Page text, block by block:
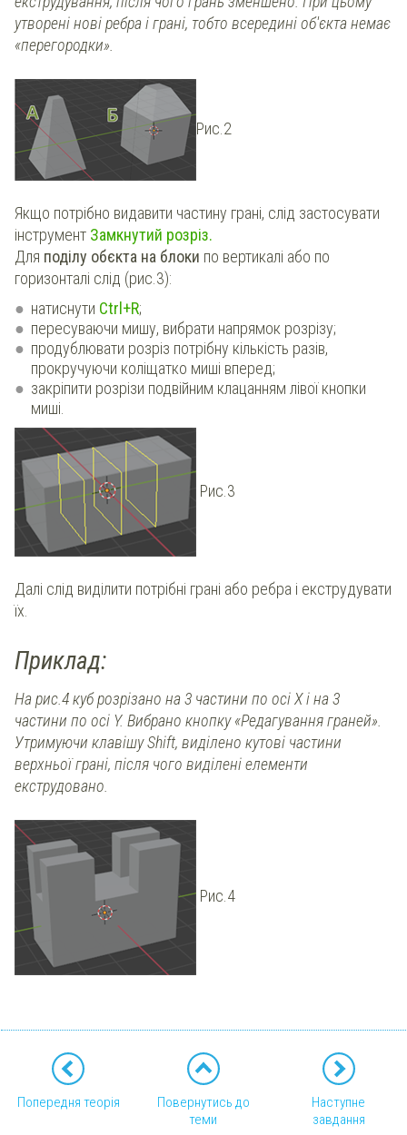
утворені нові ребра і грані, тобто всередині об'єкта немає
«перегородки».
Рис.2
Якщо потрібно видавити частину грані, слід застосувати
інструмент Замкнутий розріз.
Для поділу обєкта на блоки по вертикалі або по
горизонталі слід (рис.3):
натиснути Ctrl+R;
пересуваючи мишу, вибрати напрямок розрізу;
продублювати розріз потрібну кількість разів,
прокручуючи коліщатко миші вперед;
закріпити розрізи подвійним клацанням лівої кнопки
миші.
Рис.3
Далі слід виділити потрібні грані або ребра і екструдувати
їх.
Приклад:
На рис.4 куб розрізано на 3 частини по осі Х і на 3
частини по осі Y. Вибрано кнопку «Редагування граней».
Утримуючи клавішу Shift, виділено кутові частини
верхньої грані, після чого виділені елементи
екструдовано.
Рис.4
Попередня теорія
Повернутись до
теми
Наступне
завдання